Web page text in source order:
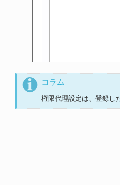
コラム
権限代理設定は、登録し